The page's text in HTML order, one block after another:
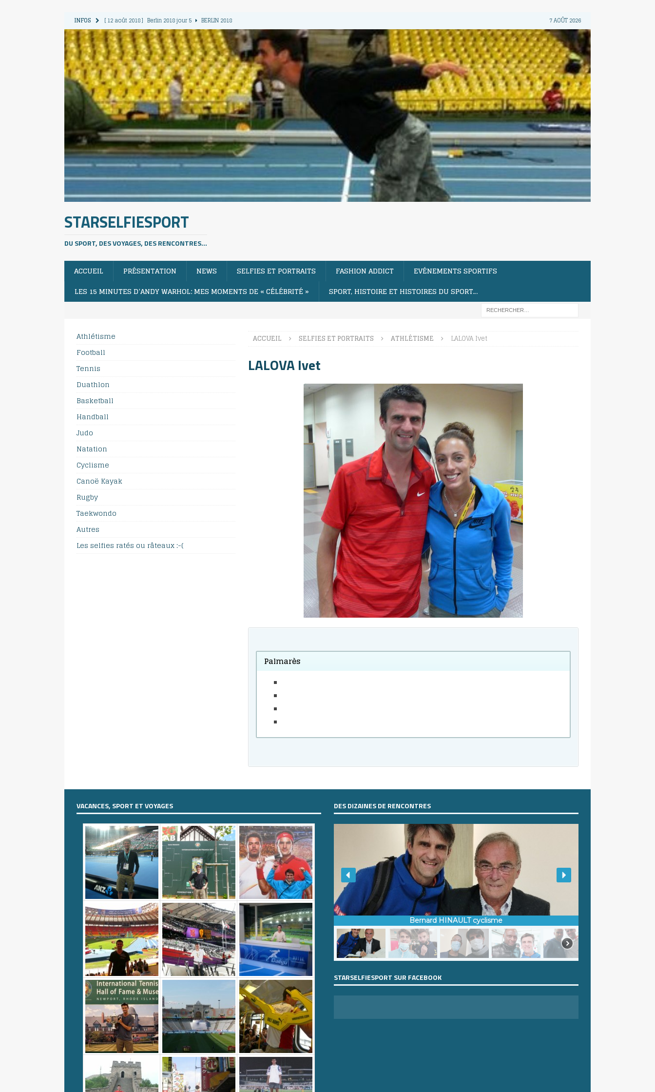
INFOS [ 12 août 2018 ] Berlin 2018 jour 5
BERLIN 2018
[ 11 août 2018 ] Berlin 2018 jour 4
BERLIN 2018
[ 10 août 2018 ] Berlin 2018 Jour 3
BERLIN 2018
[ 9 août 2018 ] Berlin 2018 jour 2
BERLIN 2018
[ 13 août 2018 ] Berlin 2018 jour 6 BERLIN 2018
7 AOÛT 2026
STARSELFIESPORT
DU SPORT, DES VOYAGES, DES RENCONTRES...
ACCUEIL PRÉSENTATION NEWS SELFIES ET PORTRAITS FASHION ADDICT
EVÉNEMENTS SPORTIFS
LES 15 MINUTES D’ANDY WARHOL: MES MOMENTS DE « CÉLÉBRITÉ »
SPORT, HISTOIRE ET HISTOIRES DU SPORT…
ACCUEIL SELFIES ET PORTRAITS ATHLÉTISME LALOVA Ivet
LALOVA Ivet
Palmarès
Athlétisme
Football
Tennis
Duathlon
Basketball
Handball
Judo
Natation
Cyclisme
Canoë Kayak
Rugby
Taekwondo
Autres
Les selfies ratés ou râteaux :-(
VACANCES, SPORT ET VOYAGES DES DIZAINES DE RENCONTRES
Bernard HINAULT cyclisme
STARSELFIESPORT SUR FACEBOOK